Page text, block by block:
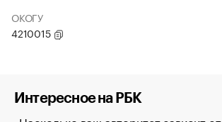
ОКОГУ
4210015
Интересное на РБК